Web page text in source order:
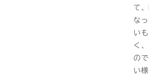
て
な
い
く
の
い